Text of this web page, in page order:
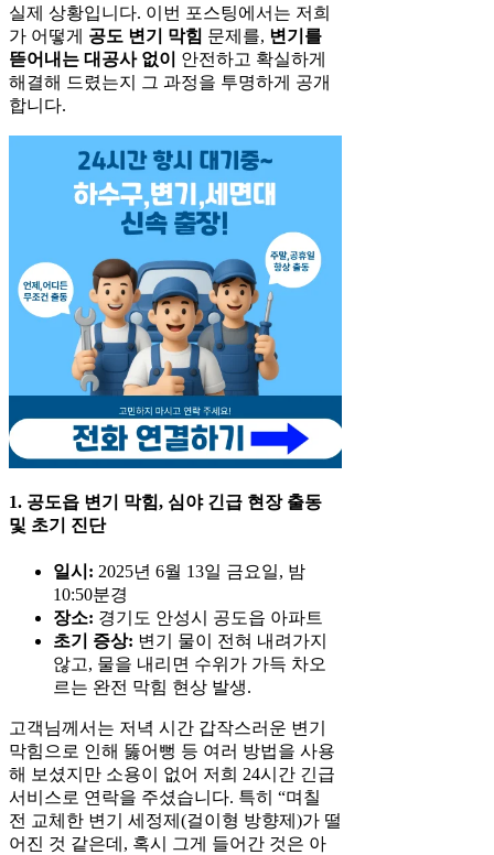
실제 상황입니다. 이번 포스팅에서는 저희
가 어떻게 공도 변기 막힘 문제를, 변기를
뜯어내는 대공사 없이
안전하고 확실하게
해결해 드렸는지 그 과정을 투명하게 공개
합니다.
1. 공도읍 변기 막힘, 심야 긴급 현장 출동
및 초기 진단
일시: 2025년 6월 13일 금요일, 밤
10:50분경
장소: 경기도 안성시 공도읍 아파트
초기 증상: 변기 물이 전혀 내려가지
않고, 물을 내리면 수위가 가득 차오
르는 완전 막힘 현상 발생.
고객님께서는 저녁 시간 갑작스러운 변기
막힘으로 인해 뚫어뻥 등 여러 방법을 사용
해 보셨지만 소용이 없어 저희 24시간 긴급
서비스로 연락을 주셨습니다. 특히 “며칠
전 교체한 변기 세정제(걸이형 방향제)가 떨
어진 것 같은데, 혹시 그게 들어간 것은 아